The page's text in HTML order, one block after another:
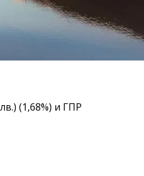
(1,68%) и ГПР